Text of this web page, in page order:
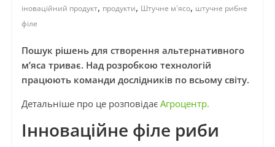
іноваційний продукт, продукти, Штучне м'ясо, штучне рибне
філе
Пошук рішень для створення альтернативного
м’яса триває. Над розробкою технологій
працюють команди дослідників по всьому світу.
Детальніше про це розповідає Агроцентр.
Інноваційне філе риби